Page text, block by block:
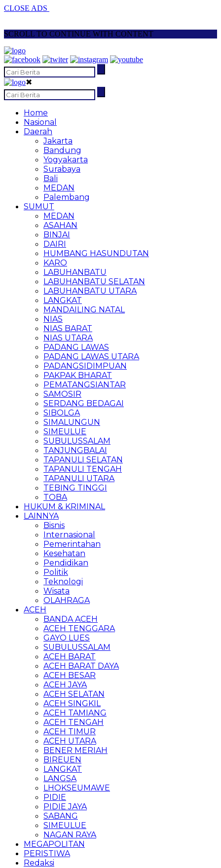
CLOSE ADS
SCROLL TO CONTINUE WITH CONTENT
✖
Home
Nasional
Daerah
Jakarta
Bandung
Yogyakarta
Surabaya
Bali
MEDAN
Palembang
SUMUT
MEDAN
ASAHAN
BINJAI
DAIRI
HUMBANG HASUNDUTAN
KARO
LABUHANBATU
LABUHANBATU SELATAN
LABUHANBATU UTARA
LANGKAT
MANDAILING NATAL
NIAS
NIAS BARAT
NIAS UTARA
PADANG LAWAS
PADANG LAWAS UTARA
PADANGSIDIMPUAN
PAKPAK BHARAT
PEMATANGSIANTAR
SAMOSIR
SERDANG BEDAGAI
SIBOLGA
SIMALUNGUN
SIMEULUE
SUBULUSSALAM
TANJUNGBALAI
TAPANULI SELATAN
TAPANULI TENGAH
TAPANULI UTARA
TEBING TINGGI
TOBA
HUKUM & KRIMINAL
LAINNYA
Bisnis
Internasional
Pemerintahan
Kesehatan
Pendidikan
Politik
Teknologi
Wisata
OLAHRAGA
ACEH
BANDA ACEH
ACEH TENGGARA
GAYO LUES
SUBULUSSALAM
ACEH BARAT
ACEH BARAT DAYA
ACEH BESAR
ACEH JAYA
ACEH SELATAN
ACEH SINGKIL
ACEH TAMIANG
ACEH TENGAH
ACEH TIMUR
ACEH UTARA
BENER MERIAH
BIREUEN
LANGKAT
LANGSA
LHOKSEUMAWE
PIDIE
PIDIE JAYA
SABANG
SIMEULUE
NAGAN RAYA
MEGAPOLITAN
PERISTIWA
Redaksi